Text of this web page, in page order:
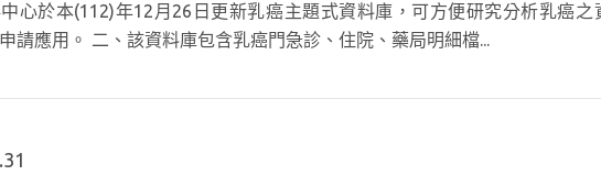
心於本(112)年12月26日更新乳癌主題式資料庫，可方便研究分析乳癌
請應用。 二、該資料庫包含乳癌門急診、住院、藥局明細檔...